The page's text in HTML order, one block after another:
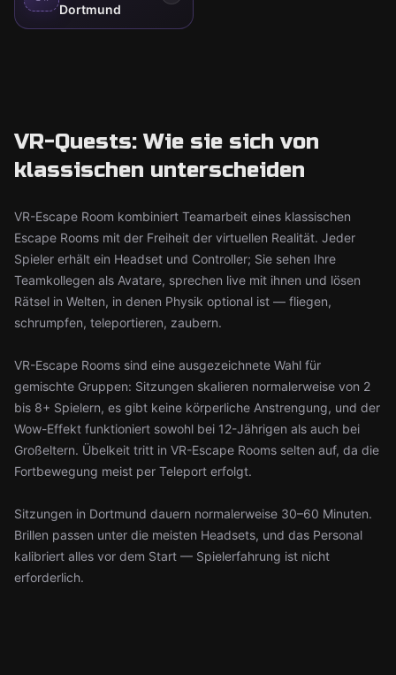
Dortmund
VR-Quests: Wie sie sich von
klassischen unterscheiden
VR-Escape Room kombiniert Teamarbeit eines klassischen
Escape Rooms mit der Freiheit der virtuellen Realität. Jeder
Spieler erhält ein Headset und Controller; Sie sehen Ihre
Teamkollegen als Avatare, sprechen live mit ihnen und lösen
Rätsel in Welten, in denen Physik optional ist — fliegen,
schrumpfen, teleportieren, zaubern.
VR-Escape Rooms sind eine ausgezeichnete Wahl für
gemischte Gruppen: Sitzungen skalieren normalerweise von 2
bis 8+ Spielern, es gibt keine körperliche Anstrengung, und der
Wow-Effekt funktioniert sowohl bei 12-Jährigen als auch bei
Großeltern. Übelkeit tritt in VR-Escape Rooms selten auf, da die
Fortbewegung meist per Teleport erfolgt.
Sitzungen in Dortmund dauern normalerweise 30–60 Minuten.
Brillen passen unter die meisten Headsets, und das Personal
kalibriert alles vor dem Start — Spielerfahrung ist nicht
erforderlich.